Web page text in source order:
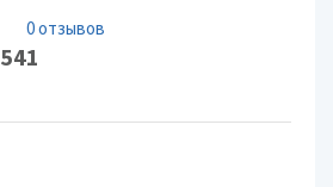
0 отзывов